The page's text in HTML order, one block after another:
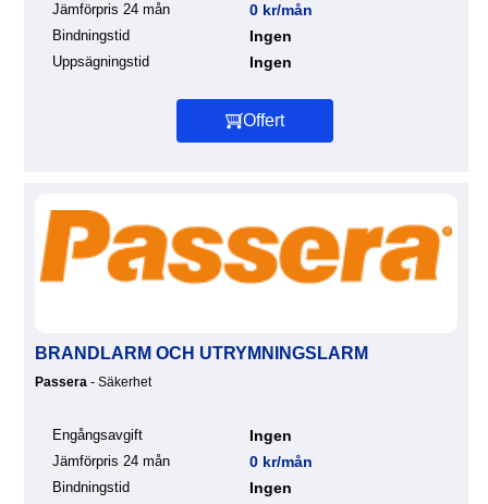
Jämförpris 24 mån 0 kr/mån
Bindningstid Ingen
Uppsägningstid Ingen
Offert
BRANDLARM OCH UTRYMNINGSLARM
Passera - Säkerhet
Engångsavgift Ingen
Jämförpris 24 mån 0 kr/mån
Bindningstid Ingen